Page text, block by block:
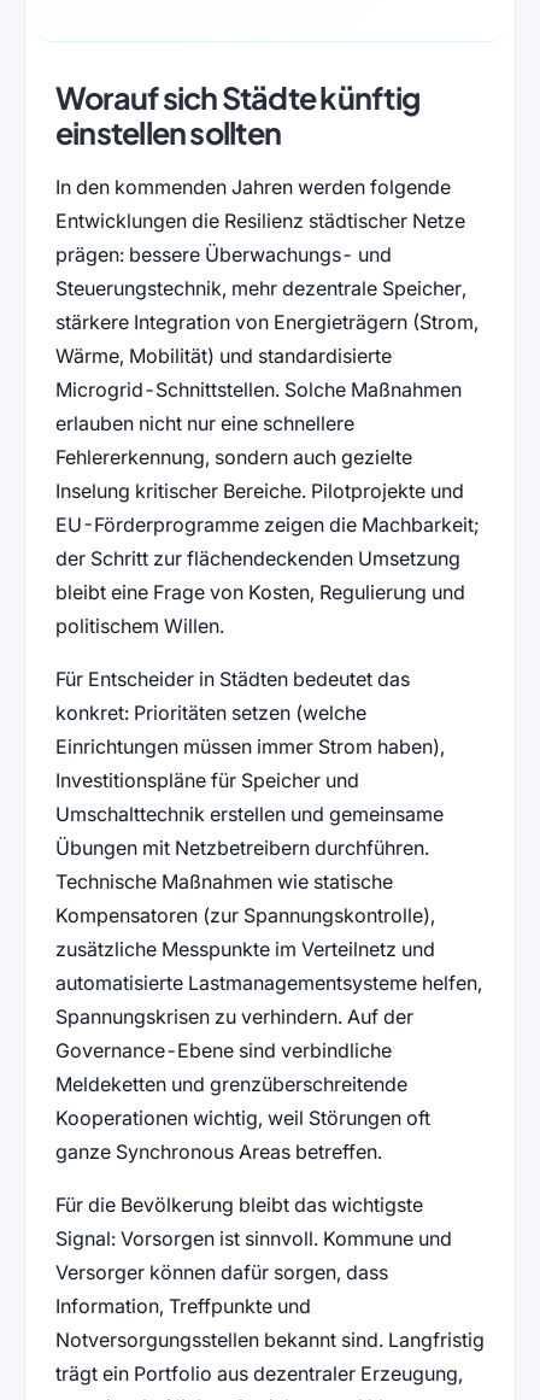
Worauf sich Städte künftig
einstellen sollten
In den kommenden Jahren werden folgende
Entwicklungen die Resilienz städtischer Netze
prägen: bessere Überwachungs- und
Steuerungstechnik, mehr dezentrale Speicher,
stärkere Integration von Energieträgern (Strom,
Wärme, Mobilität) und standardisierte
Microgrid-Schnittstellen. Solche Maßnahmen
erlauben nicht nur eine schnellere
Fehlererkennung, sondern auch gezielte
Inselung kritischer Bereiche. Pilotprojekte und
EU-Förderprogramme zeigen die Machbarkeit;
der Schritt zur flächendeckenden Umsetzung
bleibt eine Frage von Kosten, Regulierung und
politischem Willen.
Für Entscheider in Städten bedeutet das
konkret: Prioritäten setzen (welche
Einrichtungen müssen immer Strom haben),
Investitionspläne für Speicher und
Umschalttechnik erstellen und gemeinsame
Übungen mit Netzbetreibern durchführen.
Technische Maßnahmen wie statische
Kompensatoren (zur Spannungskontrolle),
zusätzliche Messpunkte im Verteilnetz und
automatisierte Lastmanagementsysteme helfen,
Spannungskrisen zu verhindern. Auf der
Governance-Ebene sind verbindliche
Meldeketten und grenzüberschreitende
Kooperationen wichtig, weil Störungen oft
ganze Synchronous Areas betreffen.
Für die Bevölkerung bleibt das wichtigste
Signal: Vorsorgen ist sinnvoll. Kommune und
Versorger können dafür sorgen, dass
Information, Treffpunkte und
Notversorgungsstellen bekannt sind. Langfristig
trägt ein Portfolio aus dezentraler Erzeugung,